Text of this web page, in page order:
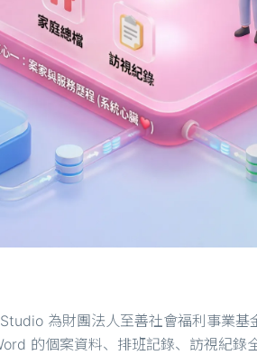
為財團法人至善社會福利事業
的個案資料、排班記錄、訪視紀